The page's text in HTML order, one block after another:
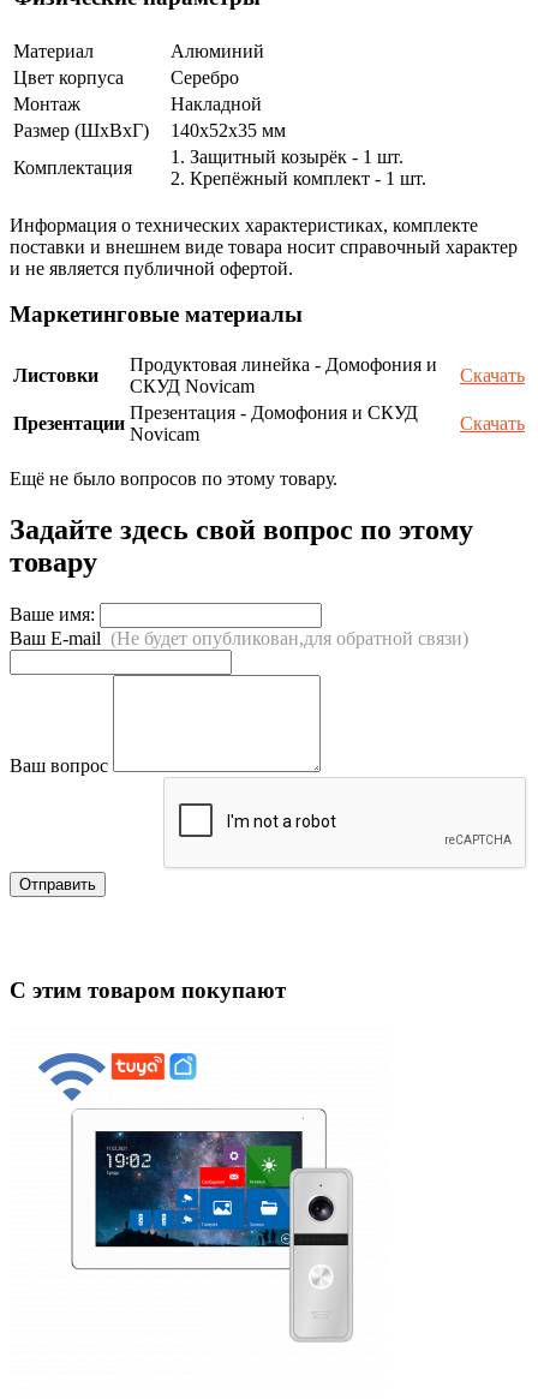
Материал
Алюминий
Цвет корпуса
Серебро
Монтаж
Накладной
Размер (ШxВxГ)
140x52x35 мм
Комплектация
1. Защитный козырёк - 1 шт.
2. Крепёжный комплект - 1 шт.
Информация о технических характеристиках, комплекте
поставки и внешнем виде товара носит справочный характер
и не является публичной офертой.
Маркетинговые материалы
Листовки
Продуктовая линейка - Домофония и
СКУД Novicam
Скачать
Презентации
Презентация - Домофония и СКУД
Novicam
Скачать
Ещё не было вопросов по этому товару.
Задайте здесь свой вопрос по этому
товару
Ваше имя:
Ваш E-mail (Не будет опубликован,для обратной связи)
Ваш вопрос
Отправить
С этим товаром покупают